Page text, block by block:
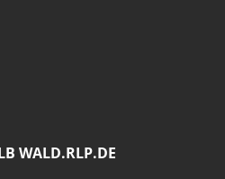
WALD.RLP.DE